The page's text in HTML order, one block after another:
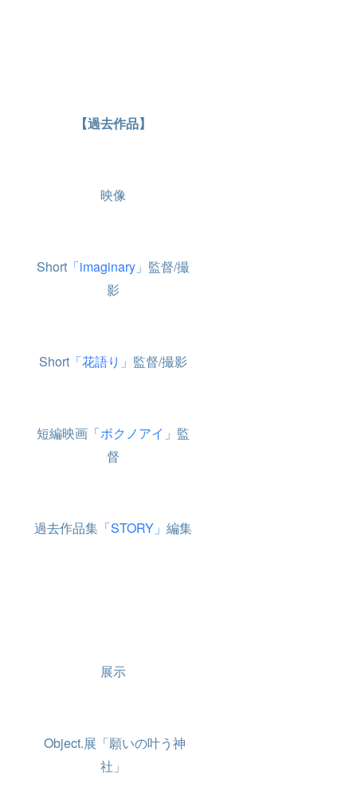
【過去作品】
映像
Short 「imaginary」 監督/撮
影
Short 「花語り」 監督/撮影
短編映画 「ボクノアイ」 監
督
過去作品集 「STORY」編集
展示
Object.展「願いの叶う神
社」